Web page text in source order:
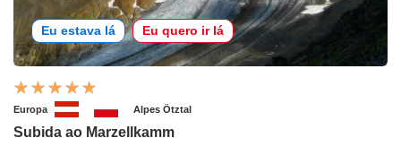
Eu estava lá Eu quero ir lá
Europa Alpes Ötztal
Subida ao Marzellkamm